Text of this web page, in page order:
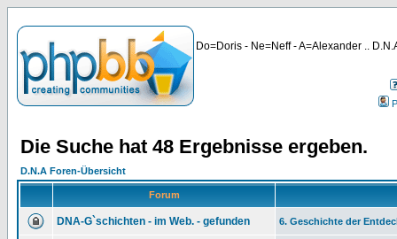
Do=Doris - Ne=Neff - A=Alexander ..
Die Suche hat 48 Ergebnisse ergeben.
D.N.A Foren-Übersicht
Forum
DNA-G`schichten - im Web. - gefunden 6. Geschichte der